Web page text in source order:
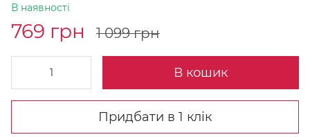
В наявності
769 грн 1 099 грн
В кошик
Придбати в 1 клік